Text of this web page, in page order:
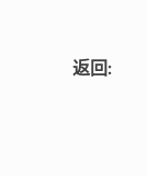
返回 :